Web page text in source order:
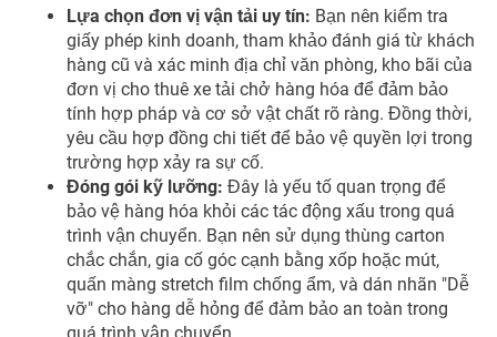
Lựa chọn đơn vị vận tải uy tín: Bạn nên kiểm tra
giấy phép kinh doanh, tham khảo đánh giá từ khách
hàng cũ và xác minh địa chỉ văn phòng, kho bãi của
đơn vị cho thuê xe tải chở hàng hóa để đảm bảo
tính hợp pháp và cơ sở vật chất rõ ràng. Đồng thời,
yêu cầu hợp đồng chi tiết để bảo vệ quyền lợi trong
trường hợp xảy ra sự cố.
Đóng gói kỹ lưỡng: Đây là yếu tố quan trọng để
bảo vệ hàng hóa khỏi các tác động xấu trong quá
trình vận chuyển. Bạn nên sử dụng thùng carton
chắc chắn, gia cố góc cạnh bằng xốp hoặc mút,
quấn màng stretch film chống ẩm, và dán nhãn "Dễ
vỡ" cho hàng dễ hỏng để đảm bảo an toàn trong